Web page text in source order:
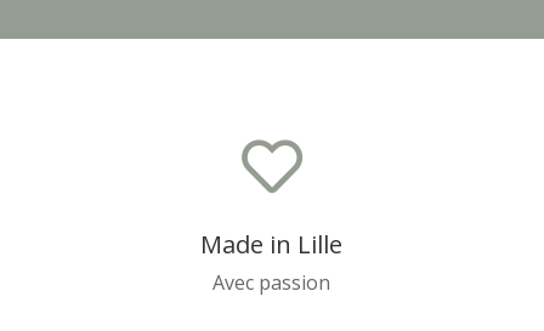

Made in Lille
Avec passion